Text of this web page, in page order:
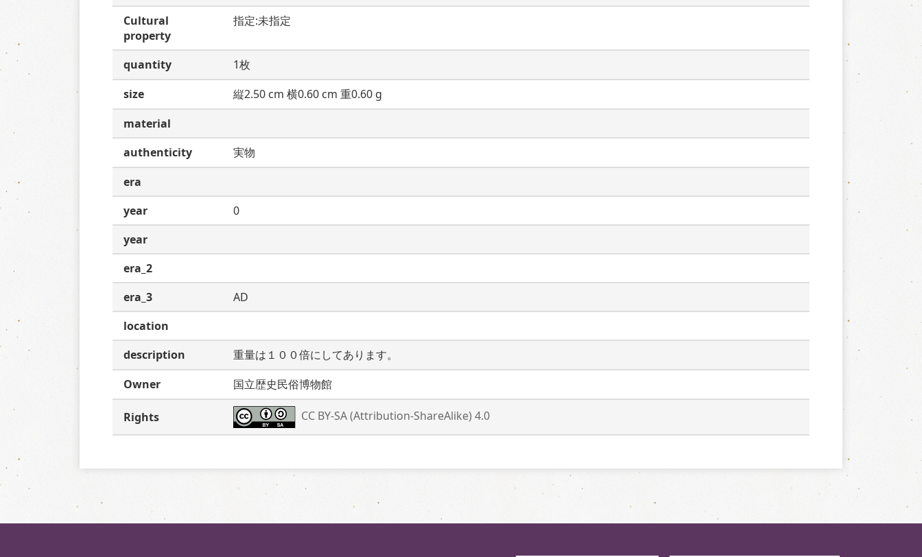
Cultural
property
指定:未指定
quantity
1枚
size
縦2.50 cm 横0.60 cm 重0.60 g
material
authenticity
実物
era
year
0
year
era_2
era_3
AD
location
description
重量は１００倍にしてあります。
Owner
国立歴史民俗博物館
Rights CC BY-SA (Attribution-ShareAlike) 4.0